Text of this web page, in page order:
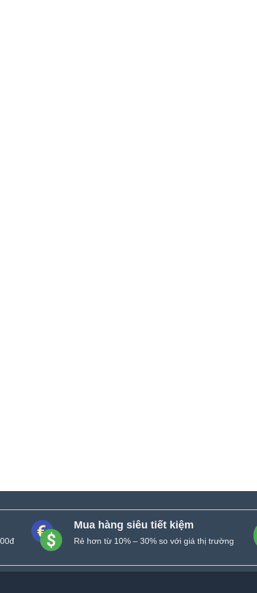
Mua hàng siêu tiết kiệm
Rẻ hơn từ 10% – 30% so với giá thị trường